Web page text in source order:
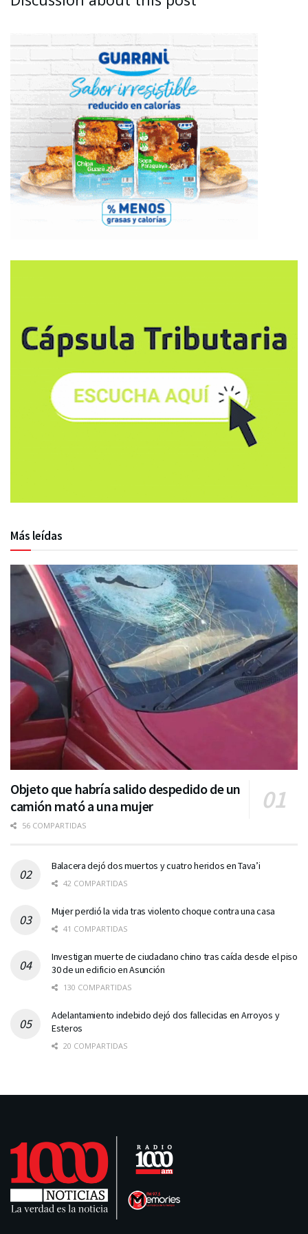
Más leídas
Objeto que habría salido despedido de un
camión mató a una mujer
56 COMPARTIDAS
Balacera dejó dos muertos y cuatro heridos en Tava’i
42 COMPARTIDAS
Mujer perdió la vida tras violento choque contra una casa
41 COMPARTIDAS
Investigan muerte de ciudadano chino tras caída desde el piso
30 de un edificio en Asunción
130 COMPARTIDAS
Adelantamiento indebido dejó dos fallecidas en Arroyos y
Esteros
20 COMPARTIDAS